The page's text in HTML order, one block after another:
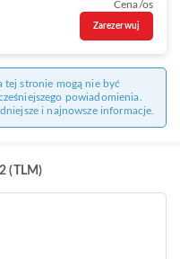
Cena/os
Zarezerwuj
tej stronie mogą nie być
powiadomienia.
i najnowsze informacje.
(TLM)